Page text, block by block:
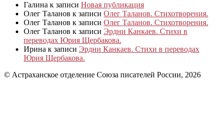
Галина к записи Новая публикация
Олег Таланов к записи Олег Таланов. Стихотворения.
Олег Таланов к записи Олег Таланов. Стихотворения.
Олег Таланов к записи Эрдни Канкаев. Стихи в
переводах Юрия Щербакова.
Ирина к записи Эрдни Канкаев. Стихи в переводах
Юрия Щербакова.
© Астраханское отделение Союза писателей России, 2026